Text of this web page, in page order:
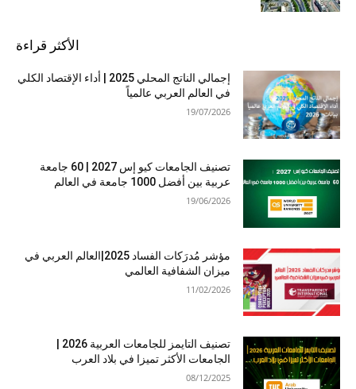
الأكثر قراءة
إجمالي الناتج المحلي 2025 | أداء الإقتصاد الكلي
في العالم العربي عالمياً
19/07/2026
تصنيف الجامعات كيو إس 2027 | 60 جامعة
عربية بين أفضل 1000 جامعة في العالم
19/06/2026
مؤشر مُدرَكات الفساد 2025|العالم العربي في
ميزان الشفافية العالمي
11/02/2026
الجامعات الأكثر تميزا في بلاد العرب
08/12/2025